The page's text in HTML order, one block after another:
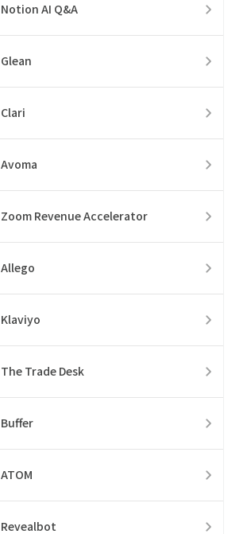
Notion AI Q&A
Glean
Clari
Avoma
Zoom Revenue Accelerator
Allego
Klaviyo
The Trade Desk
Buffer
ATOM
Revealbot